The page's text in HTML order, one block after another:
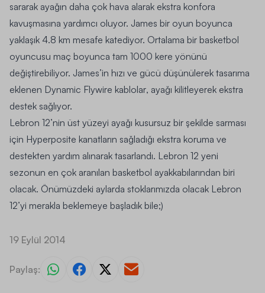
sararak ayağın daha çok hava alarak ekstra konfora
kavuşmasına yardımcı oluyor. James bir oyun boyunca
yaklaşık 4.8 km mesafe katediyor. Ortalama bir basketbol
oyuncusu maç boyunca tam 1000 kere yönünü
değiştirebiliyor. James’in hızı ve gücü düşünülerek tasarıma
eklenen Dynamic Flywire kablolar, ayağı kilitleyerek ekstra
destek sağlıyor.
Lebron 12’nin üst yüzeyi ayağı kusursuz bir şekilde sarması
için Hyperposite kanatların sağladığı ekstra koruma ve
destekten yardım alınarak tasarlandı. Lebron 12 yeni
sezonun en çok aranılan basketbol ayakkabılarından biri
olacak. Önümüzdeki aylarda stoklarımızda olacak Lebron
12’yi merakla beklemeye başladık bile;)
19 Eylül 2014
Paylaş: